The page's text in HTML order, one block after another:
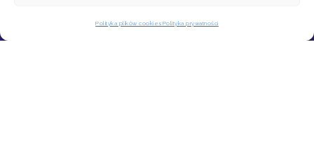
Polityka plików cookies Polityka prywatności
SZYBKIE ZWROTY INPOST